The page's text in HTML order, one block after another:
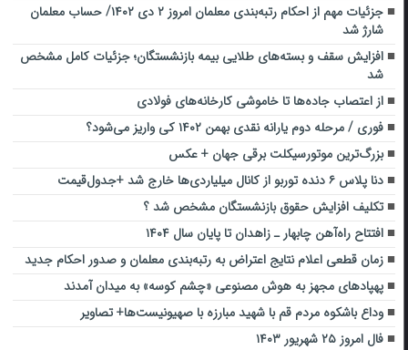
جزئیات مهم از احکام رتبه‌بندی معلمان امروز ۲ دی ۱۴۰۲/ حساب معلمان
شارژ شد
افزایش سقف و بسته‌های طلایی بیمه بازنشستگان؛ جزئیات کامل مشخص
شد
از اعتصاب جاده‌ها تا خاموشی کارخانه‌های فولادی
فوری / مرحله دوم یارانه نقدی بهمن ۱۴۰۲ کی واریز می‌شود؟
بزرگ‌ترین موتورسیکلت برقی جهان + عکس
دنا پلاس ۶ دنده توربو از کانال میلیاردی‌ها خارج شد +جدول‌قیمت
تکلیف افزایش حقوق بازنشستگان مشخص شد ؟
افتتاح راه‌آهن چابهار ـ زاهدان تا پایان سال ۱۴۰۴
زمان قطعی اعلام نتایج اعتراض به رتبه‌بندی معلمان و صدور احکام جدید
پهپادهای مجهز به هوش مصنوعی «چشم کوسه» به میدان آمدند
وداع باشکوه مردم قم با شهید مبارزه با صهیونیست‌ها+ تصاویر
فال امروز ۲۵ شهریور ۱۴۰۳